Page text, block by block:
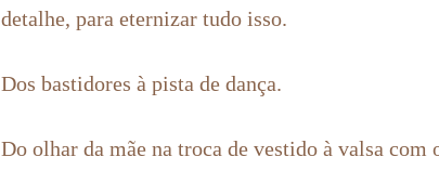
detalhe, para eternizar tudo isso.
Dos bastidores à pista de dança.
Do olhar da mãe na troca de vestido à valsa com